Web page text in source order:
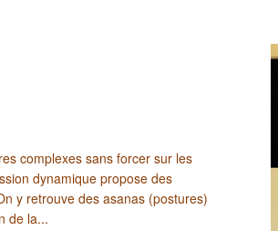
complexes sans forcer sur les
dynamique propose des
y retrouve des asanas (postures)
de la...